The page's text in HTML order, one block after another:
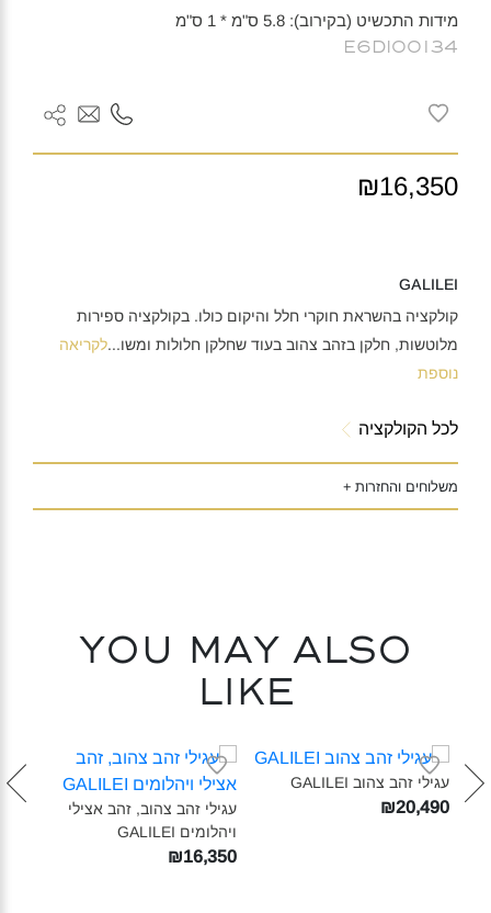
מידות התכשיט (בקירוב): 5.8 ס"מ * 1 ס"מ
E6DI00134
₪16,350
GALILEI
קולקציה בהשראת חוקרי חלל והיקום כולו. בקולקציה ספירות
מלוטשות, חלקן בזהב צהוב בעוד שחלקן חלולות ומשו...לקריאה
נוספת
לכל הקולקציה
משלוחים והחזרות +
You may also
like
עגילי זהב צהוב GALILEI‎
₪20,490
עגילי זהב צהוב, זהב אצילי
ויהלומים GALILEI‎
₪16,350